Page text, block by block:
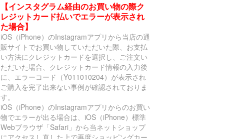
【インスタグラム経由のお買い物の際ク
レジットカード払いでエラーが表示され
た場合】
iOS（iPhone）のInstagramアプリから当店の通
販サイトでお買い物していただいた際、お支払
い方法にクレジットカードを選択し、ご注文い
ただいた場合、クレジットカード情報の入力後
に、エラーコード（Y011010204）が表示され
ご購入を完了出来ない事例が確認されておりま
す。
iOS（iPhone）のInstagramアプリからのお買い
物でエラーが出る場合は、iOS（iPhone）標準
Webブラウザ「Safari」から当ネットショップ